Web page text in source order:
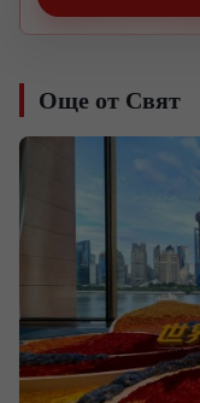
Още от Свят